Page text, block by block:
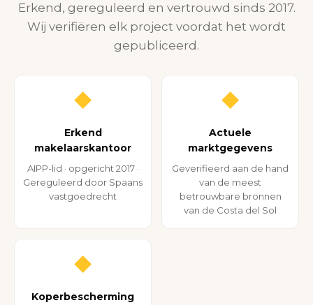
Erkend, gereguleerd en vertrouwd sinds 2017.
Wij verifiëren elk project voordat het wordt
gepubliceerd.
◆
Erkend
makelaarskantoor
AIPP-lid · opgericht 2017 ·
Gereguleerd door Spaans
vastgoedrecht
◆
Actuele
marktgegevens
Geverifieerd aan de hand
van de meest
betrouwbare bronnen
van de Costa del Sol
◆
Koperbescherming